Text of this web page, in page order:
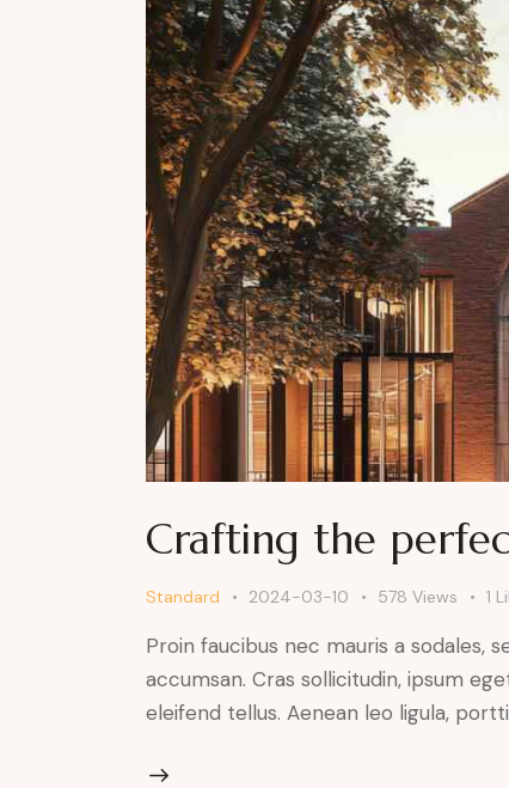
Crafting the
Standard 2024-03-10 578 Views 1
Proin faucibus nec mauris a sodales,
accumsan. Cras sollicitudin, ipsum
eleifend tellus. Aenean leo ligula,